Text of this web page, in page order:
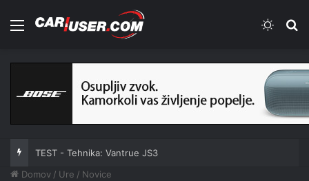
Meni
TEST - Skiroji: Xiaomi Electric Scooter 6 Ultra
Domov / Ure / Novice